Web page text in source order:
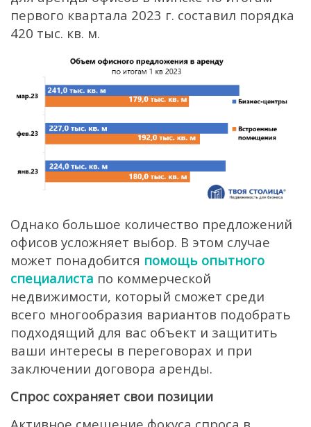
первого квартала 2023 г. составил порядка
420 тыс. кв. м.
Однако большое количество предложений
офисов усложняет выбор. В этом случае
может понадобится помощь опытного
специалиста по коммерческой
недвижимости, который сможет среди
всего многообразия вариантов подобрать
подходящий для вас объект и защитить
ваши интересы в переговорах и при
заключении договора аренды.
Спрос сохраняет свои позиции